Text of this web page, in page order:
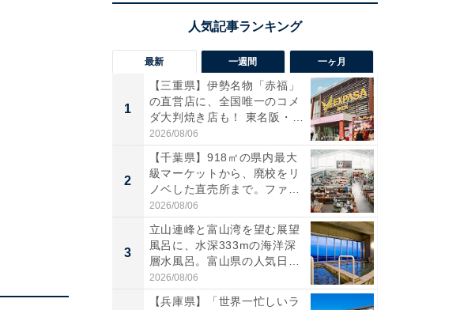
最新 一週間 一ヶ月
1
【三重県】伊勢名物「赤福」
の直営店に、全国唯一のコメ
ダ大判焼き店も！ 東名阪・
伊...
2026/08/06
2
【千葉県】918㎡の県内最大
級マーケットから、廃校をリ
ノベした直売所まで。ファ
ー...
2026/08/06
3
立山連峰と富山湾を望む展望
風呂に、水深333mの海洋深
層水風呂。富山県の人気日
帰...
2026/08/06
【兵庫県】「世界一忙しいラ